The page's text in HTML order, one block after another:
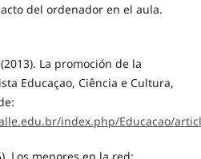
del ordenador en el aula.
La promoción de la
Educaçao, Ciência e Cultura,
index.php/Educacao/